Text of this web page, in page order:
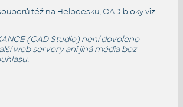
též na Helpdesku, CAD bloky viz
(CAD Studio) není dovoleno
web servery ani jiná média bez